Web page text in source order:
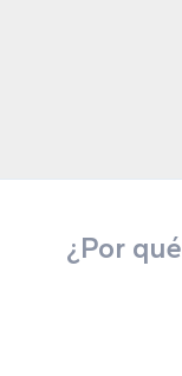
¿Por qué